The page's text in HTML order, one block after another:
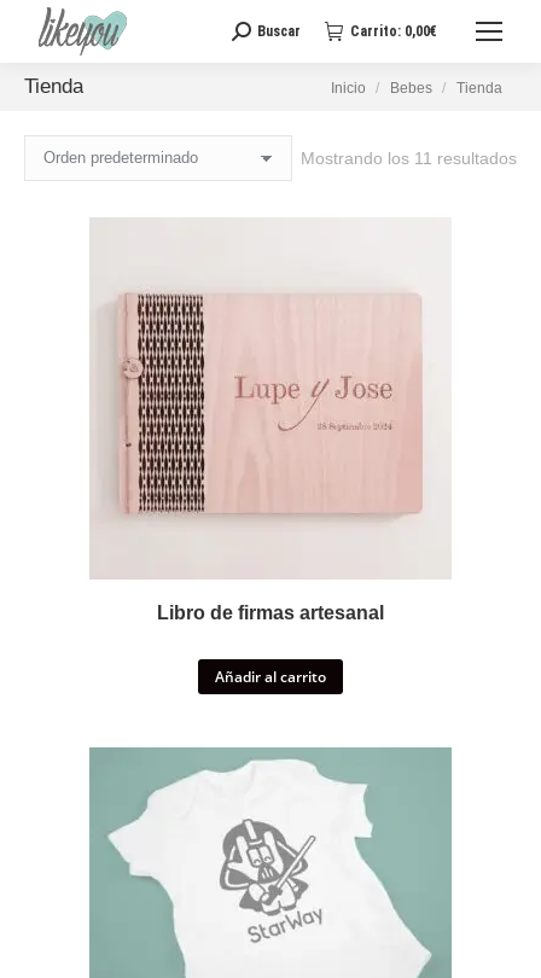
Buscar:
Buscar Carrito: 0,00€
Tienda Estás aquí:
Inicio Bebes Tienda
Mostrando los 11 resultados
Libro de firmas artesanal
Añadir al carrito